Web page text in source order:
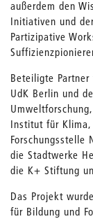
außerdem den
Initiativen und
Partizipative
Beteiligte
UdK Berlin und
Institut für Klima,
Forschungsstelle
die Stadtwerke
die K+ Stiftung
Das Projekt
für Bildung und